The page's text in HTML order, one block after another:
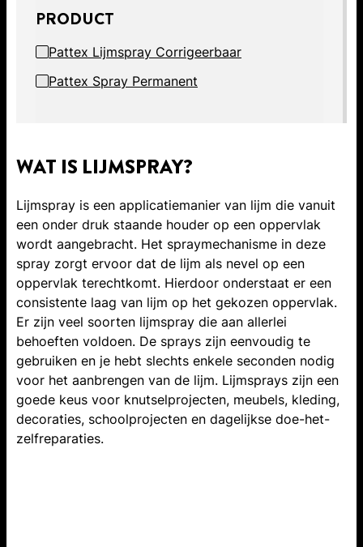
WAT IS LIJMSPRAY?
Lijmspray is een applicatiemanier van lijm die vanuit
een onder druk staande houder op een oppervlak
wordt aangebracht. Het spraymechanisme in deze
spray zorgt ervoor dat de lijm als nevel op een
oppervlak terechtkomt. Hierdoor onderstaat er een
consistente laag van lijm op het gekozen oppervlak.
Er zijn veel soorten lijmspray die aan allerlei
behoeften voldoen. De sprays zijn eenvoudig te
gebruiken en je hebt slechts enkele seconden nodig
voor het aanbrengen van de lijm. Lijmsprays zijn een
goede keus voor knutselprojecten, meubels, kleding,
decoraties, schoolprojecten en dagelijkse doe-het-
zelfreparaties.
PRODUCT
Pattex Lijmspray Corrigeerbaar
Pattex Spray Permanent